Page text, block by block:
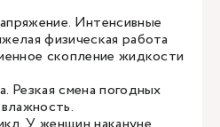
Интенсивные
физическая работа
скопление жидкости
Резкая смена погодных